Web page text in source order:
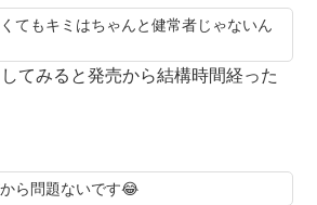
てもキミはちゃんと健常者じゃないん
してみると発売から結構時間経った
ら問題ないです😂